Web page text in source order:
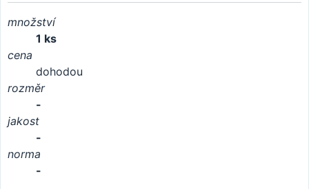
množství
1 ks
cena
dohodou
rozměr
-
jakost
-
norma
-